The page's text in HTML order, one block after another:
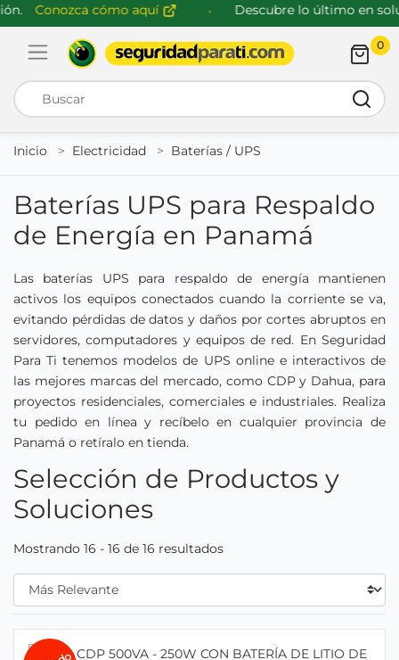
Conozca cómo aquí Descubre lo último en
Abrir menú de navegación
0
Inicio
Electricidad Baterías / UPS
Baterías UPS para Respaldo
de Energía en Panamá
Las baterías UPS para respaldo de energía mantienen
activos los equipos conectados cuando la corriente se va,
evitando pérdidas de datos y daños por cortes abruptos en
servidores, computadores y equipos de red. En Seguridad
Para Ti tenemos modelos de UPS online e interactivos de
las mejores marcas del mercado, como CDP y Dahua, para
proyectos residenciales, comerciales e industriales. Realiza
tu pedido en línea y recíbelo en cualquier provincia de
Panamá o retíralo en tienda.
Selección de Productos y
Soluciones
Mostrando 16 - 16 de 16 resultados
Filtrar Por